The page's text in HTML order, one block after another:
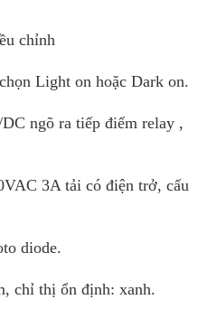
chỉnh
Light on hoặc Dark on.
ngõ ra tiếp điểm relay ,
3A tải có điện trở, cấu
diode.
chỉ thị ổn định: xanh.